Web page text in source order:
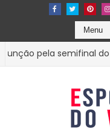
semifinal do 2º